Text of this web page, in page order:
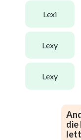
lexi
lexy
lexy
die